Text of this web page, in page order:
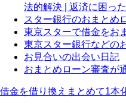
法的解決 | 返済に困っ
スター銀行のおまとめ
東京スターで借金をお
東京スター銀行などの
お見合いの出会い日記
おまとめローン審査が
借金を借り換えまとめて1本